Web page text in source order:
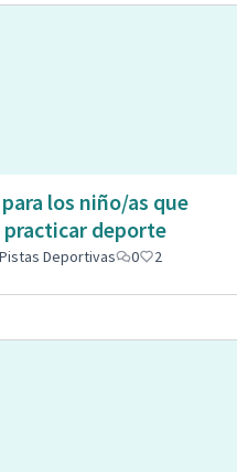
los niño/as que
practicar deporte
Pistas Deportivas 0 2